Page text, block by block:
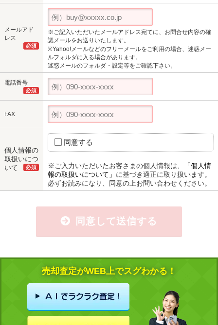
メールアド
レス
必須
※ご記入いただいたメールアドレス宛てに、お問合せ内容の確
認メールをお送りいたします。
※Yahoo!メールなどのフリーメールをご利用の場合、迷惑メー
ルフォルダに入る場合があります。
迷惑メールのフォルダ・設定等をご確認下さい。
電話番号
必須
FAX
個人情報の
取扱いにつ
いて
必須
同意する
※ご入力いただいたお客さまの個人情報は、
「個人情
報の取扱いについて」 に基づき適正に取り扱います。
必ずお読みになり、同意の上お問い合わせください。
同意して送信する
売却査定がWEB上でスグわかる！